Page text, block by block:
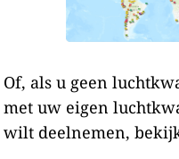
Of, als u geen
met uw eigen
wilt deelnemen,